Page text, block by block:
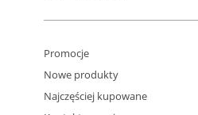
Promocje
Nowe produkty
Najczęściej kupowane